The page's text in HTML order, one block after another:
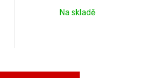
Na skladě